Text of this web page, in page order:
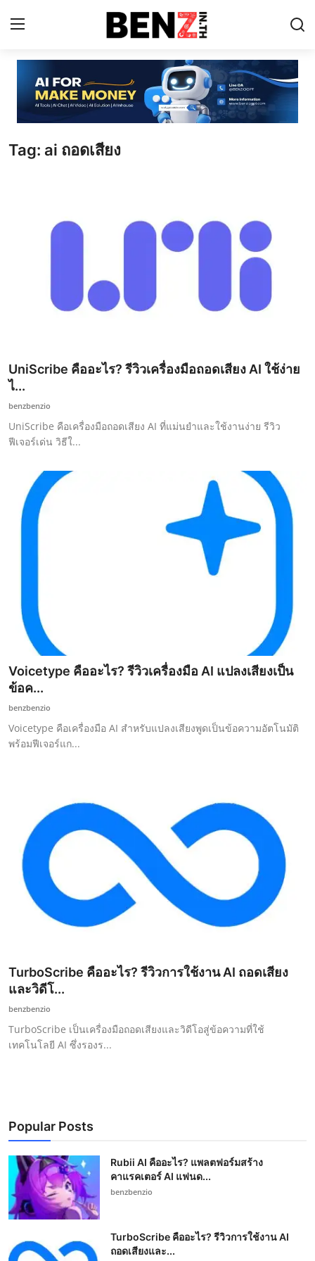
Home
Contact
AI Tools
Tag: ai ถอดเสียง
UniScribe คืออะไร? รีวิวเครื่องมือถอดเสียง AI ใช้ง่าย
ไ...
benzbenzio
UniScribe คือเครื่องมือถอดเสียง AI ที่แม่นยำและใช้งานง่าย รีวิว
ฟีเจอร์เด่น วิธีใ...
Voicetype คืออะไร? รีวิวเครื่องมือ AI แปลงเสียงเป็น
ข้อค...
benzbenzio
Voicetype คือเครื่องมือ AI สำหรับแปลงเสียงพูดเป็นข้อความอัตโนมัติ
พร้อมฟีเจอร์แก...
TurboScribe คืออะไร? รีวิวการใช้งาน AI ถอดเสียง
และวิดีโ...
benzbenzio
TurboScribe เป็นเครื่องมือถอดเสียงและวิดีโอสู่ข้อความที่ใช้
เทคโนโลยี AI ซึ่งรองร...
Popular Posts
Rubii AI คืออะไร? แพลตฟอร์มสร้าง
คาแรคเตอร์ AI แฟนด...
benzbenzio
TurboScribe คืออะไร? รีวิวการใช้งาน AI
ถอดเสียงและ...